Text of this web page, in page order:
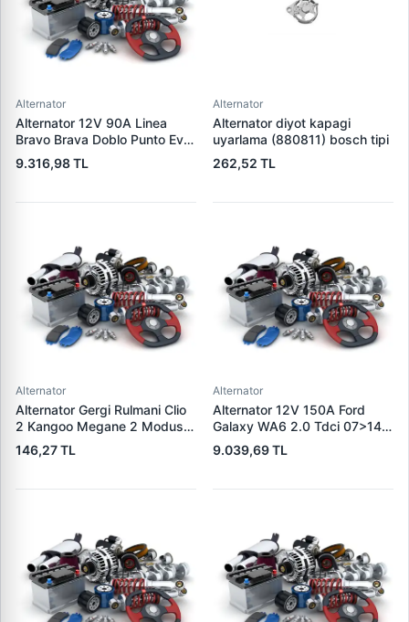
Alternator
Alternator 12V 90A Linea
Bravo Brava Doblo Punto Evo
1,2 / 1,4 | DENSO DAN519 |
OEM 1535437 1673521
9.316,98 TL
Alternator
Alternator diyot kapagi
uyarlama (880811) bosch tipi
262,52 TL
Alternator
Alternator Gergi Rulmani Clio
2 Kangoo Megane 2 Modus
Micra 3 1.5DCI / 1.4 / 1.6 16V
K4M K4J K9K | WAGENBURG
146,27 TL
Alternator
Alternator 12V 150A Ford
Galaxy WA6 2.0 Tdci 07>14
S-Max 07>14 | WAI 23953N |
OEM 1376501 6G9N-10300-
9.039,69 TL